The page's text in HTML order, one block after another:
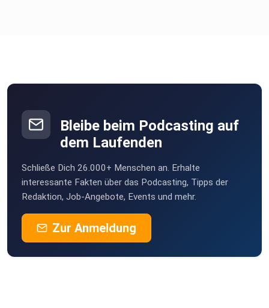
Bleibe beim Podcasting auf
dem Laufenden
Schließe Dich 26.000+ Menschen an. Erhalte
interessante Fakten über das Podcasting, Tipps der
Redaktion, Job-Angebote, Events und mehr.
Zur Anmeldung